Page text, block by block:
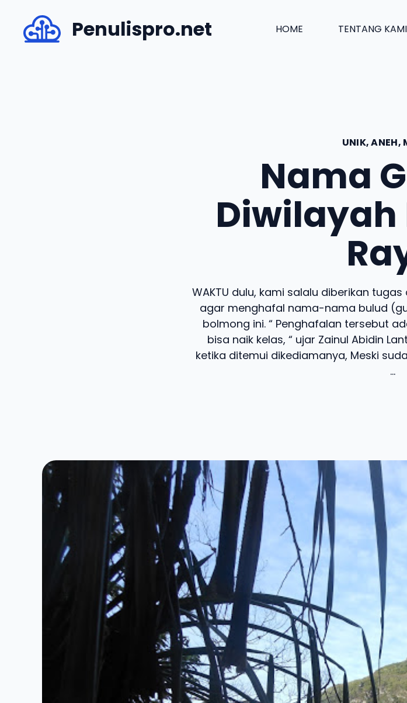
content
Penulispro.net HOME TENTANG KAMI
UNIK, ANEH,
Nama
WAKTU dulu, kami salalu diberikan tugas
agar menghafal nama-nama bulud
bolmong ini. “ Penghafalan tersebut
bisa naik kelas, “ ujar Zainul Abidin
ketika ditemui dikediamanya, Meski
...